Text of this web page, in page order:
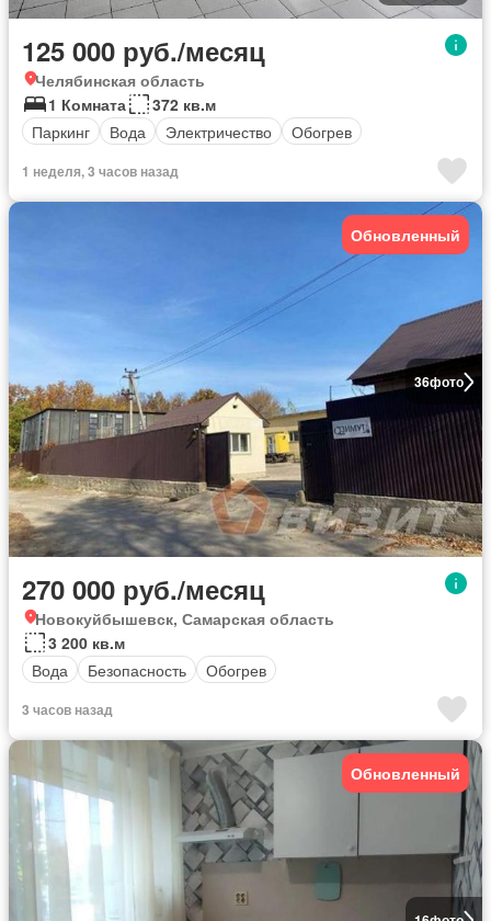
125 000 руб./месяц
Челябинская область
1 Комната
372 кв.м
Паркинг
Вода Электричество Обогрев
1 неделя, 3 часов назад
36фото
Обновленный
270 000 руб./месяц
Новокуйбышевск, Самарская область
3 200 кв.м
Вода
Безопасность Обогрев
3 часов назад
Обновленный